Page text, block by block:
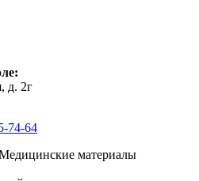
д. 2г
74-64
материалы